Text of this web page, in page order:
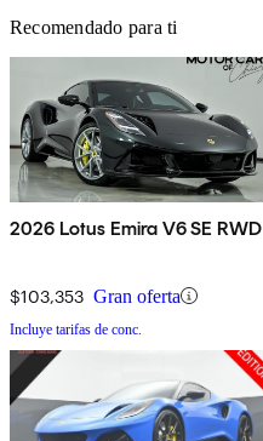
Recomendado para ti
2026 Lotus Emira V6 SE RWD
$103,353 Gran oferta
Incluye tarifas de conc.